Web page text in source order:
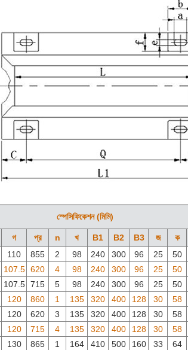
স্পেসিফিকেশন (মিমি)
গ প্র n খ B1 B2 B3 জ ক
110 855 2 98 240 300 96 25 50
107.5 620 4 98 240 300 96 25 50
107.5 715 5 98 240 300 96 25 50
120 860 1 135 320 400 128 30 58
120 620 3 135 320 400 128 30 58
120 715 4 135 320 400 128 30 58
130 865 1 164 410 500 160 33 64